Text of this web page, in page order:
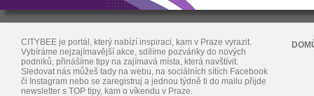
CITYBEE je portál, který nabízí inspiraci, kam v Praze vyrazit.
Vybíráme nejzajímavější akce, sdílíme pozvánky do nových
podniků, přinášíme tipy na zajímavá místa, která navštívit.
Sledovat nás můžeš tady na webu, na sociálních sítích Facebook
či Instagram nebo se zaregistruj a jednou týdně ti do mailu přijde
newsletter s TOP tipy, kam o víkendu v Praze.